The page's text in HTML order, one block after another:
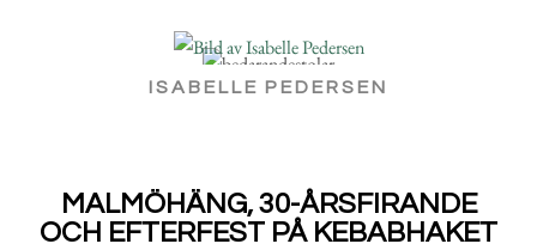
ISABELLE PEDERSEN
MALMÖHÄNG, 30-ÅRSFIRANDE
OCH EFTERFEST PÅ KEBABHAKET